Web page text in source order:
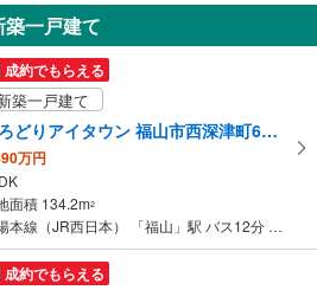
万円
（実測）
県呉市安浦町中央北2丁目
一戸建て
成約でもらえる
築一戸建て
いろどりアイタウン 福山市西深津町6丁目
万円
面積 134.2m2
山陽本線（JR西日本） 「福山」駅 バス12分 三吉町北 バス停下車 徒歩12分
成約でもらえる